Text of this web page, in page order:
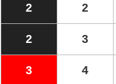
2 2
2 3
3 4